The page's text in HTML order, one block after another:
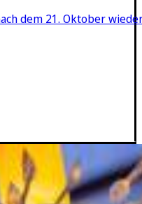
dem 21. Oktober